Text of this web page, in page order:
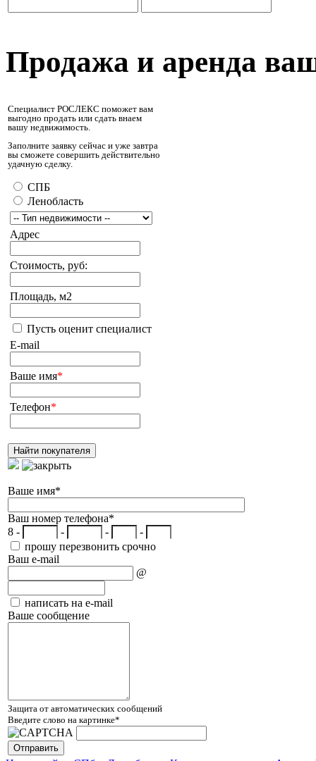
Продажа и аренда
Специалист РОСЛЕКС поможет вам
выгодно продать или сдать внаем
вашу недвижимость.
Заполните заявку сейчас и уже завтра
вы сможете совершить действительно
удачную сделку.
СПБ
Ленобласть
Адрес
Стоимость, руб:
Площадь, м2
Пусть оценит специалист
E-mail
Ваше имя*
Телефон*
Ваше имя*
Ваш номер телефона*
8 -
- -
-
прошу перезвонить срочно
Ваш e-mail
@
написать на e-mail
Ваше сообщение
Защита от автоматических сообщений
Введите слово на картинке*